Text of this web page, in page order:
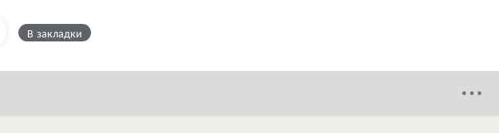
В закладки